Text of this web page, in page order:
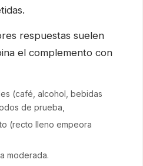
respuestas suelen
el complemento con
(café, alcohol, bebidas
de prueba,
(recto lleno empeora
moderada.